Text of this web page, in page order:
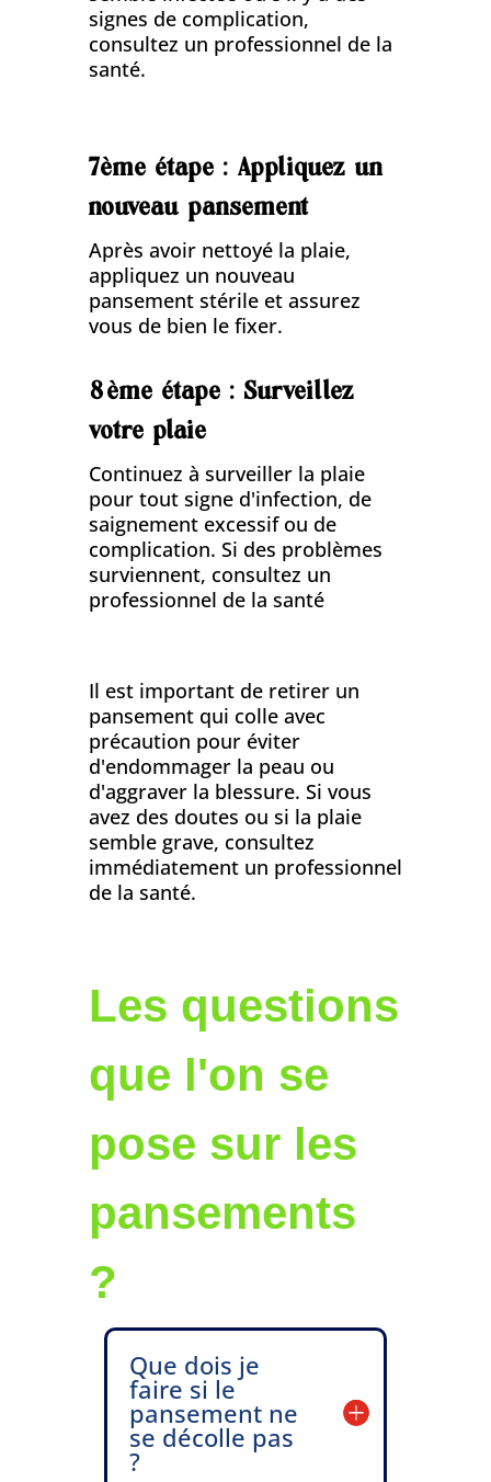
signes de complication,
consultez un professionnel de la
santé.
7ème étape : Appliquez un
nouveau pansement
Après avoir nettoyé la plaie,
appliquez un nouveau
pansement stérile et assurez
vous de bien le fixer.
8ème étape : Surveillez
votre plaie
Continuez à surveiller la plaie
pour tout signe d'infection, de
saignement excessif ou de
complication. Si des problèmes
surviennent, consultez un
professionnel de la santé
Il est important de retirer un
pansement qui colle avec
précaution pour éviter
d'endommager la peau ou
d'aggraver la blessure. Si vous
avez des doutes ou si la plaie
semble grave, consultez
immédiatement un professionnel
de la santé.
Les questions
que l'on se
pose sur les
pansements
?
Que dois je
faire si le
pansement ne
se décolle pas
?